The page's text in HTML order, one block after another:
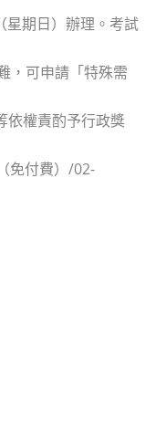
星期日）辦理。考試
，可申請「特殊需
依權責酌予行政獎
免付費）/02-